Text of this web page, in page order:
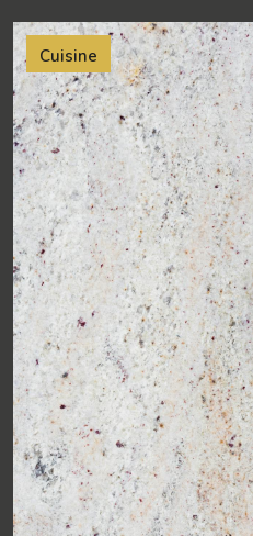
Cuisine